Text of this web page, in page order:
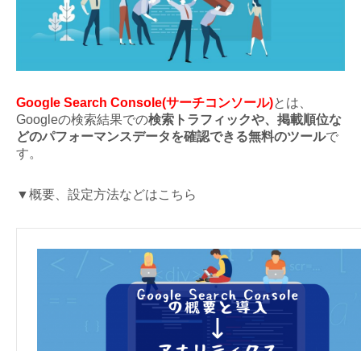
Google Search Console(サーチコンソール)とは、
Googleの検索結果での検索トラフィックや、掲載順位な
どのパフォーマンスデータを確認できる無料のツールで
す。
▼概要、設定方法などはこちら